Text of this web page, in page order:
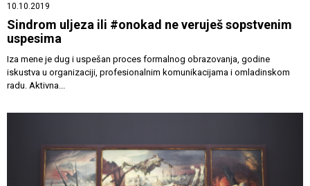
10.10.2019
Sindrom uljeza ili #onokad ne veruješ sopstvenim
uspesima
Iza mene je dug i uspešan proces formalnog obrazovanja, godine
iskustva u organizaciji, profesionalnim komunikacijama i omladinskom
radu. Aktivna...